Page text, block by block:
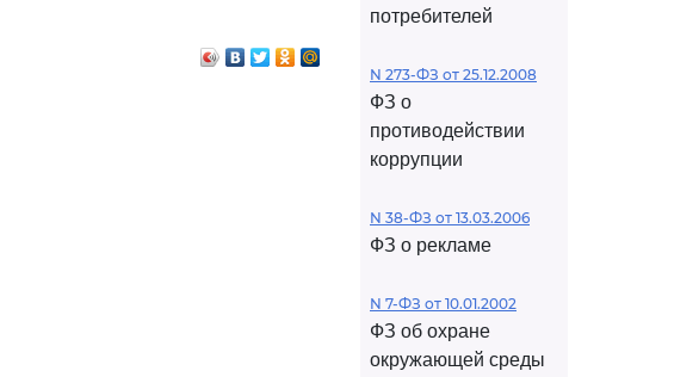
потребителей
N 273-ФЗ от 25.12.2008
ФЗ о
противодействии
коррупции
N 38-ФЗ от 13.03.2006
ФЗ о рекламе
N 7-ФЗ от 10.01.2002
ФЗ об охране
окружающей среды